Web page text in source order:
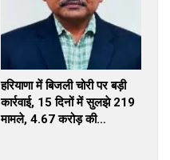
हरियाणा में बिजली चोरी पर बड़ी
कार्रवाई, 15 दिनों में सुलझे 219
मामले, ₹4.67 करोड़ की…